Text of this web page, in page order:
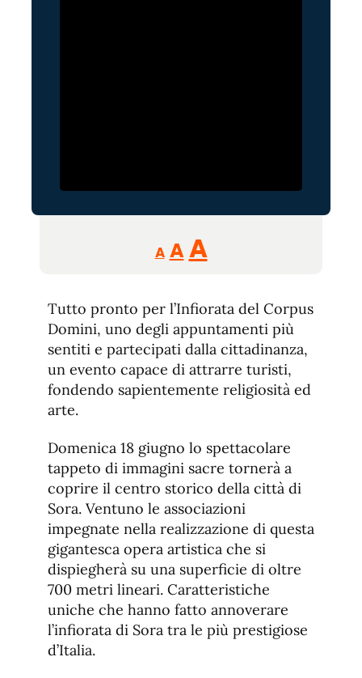
A
Reducir
tamaño
A Restablecer
de
fuente
AAumentar
de
fuente.
Tutto pronto per l’Infiorata del Corpus
Domini, uno degli appuntamenti più
sentiti e partecipati dalla cittadinanza,
un evento capace di attrarre turisti,
fondendo sapientemente religiosità ed
arte.
Domenica 18 giugno lo spettacolare
tappeto di immagini sacre tornerà a
coprire il centro storico della città di
Sora. Ventuno le associazioni
impegnate nella realizzazione di questa
gigantesca opera artistica che si
dispiegherà su una superficie di oltre
700 metri lineari. Caratteristiche
uniche che hanno fatto annoverare
l’infiorata di Sora tra le più prestigiose
d’Italia.